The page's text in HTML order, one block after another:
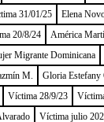
31/01/25 Elena
20/8/24 América
Migrante Dominicana
M. Gloria Estefany
Víctima 28/9/23
Víctima julio